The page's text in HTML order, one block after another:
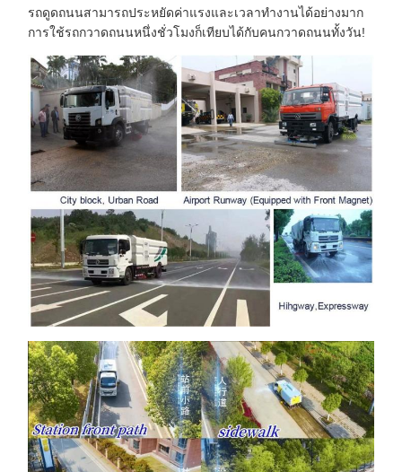
รถดูดถนนสามารถประหยัดค่าแรงและเวลาทำงานได้อย่างมาก
การใช้รถกวาดถนนหนึ่งชั่วโมงก็เทียบได้กับคนกวาดถนนทั้งวัน!